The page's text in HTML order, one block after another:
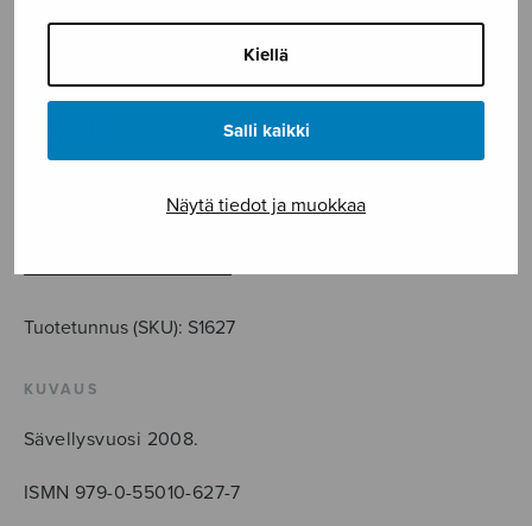
Kiellä
Salli kaikki
Näytä tiedot ja muokkaa
Hiekanjyvä
Tuotetunnus (SKU): S1627
KUVAUS
Sävellysvuosi 2008.
ISMN 979-0-55010-627-7